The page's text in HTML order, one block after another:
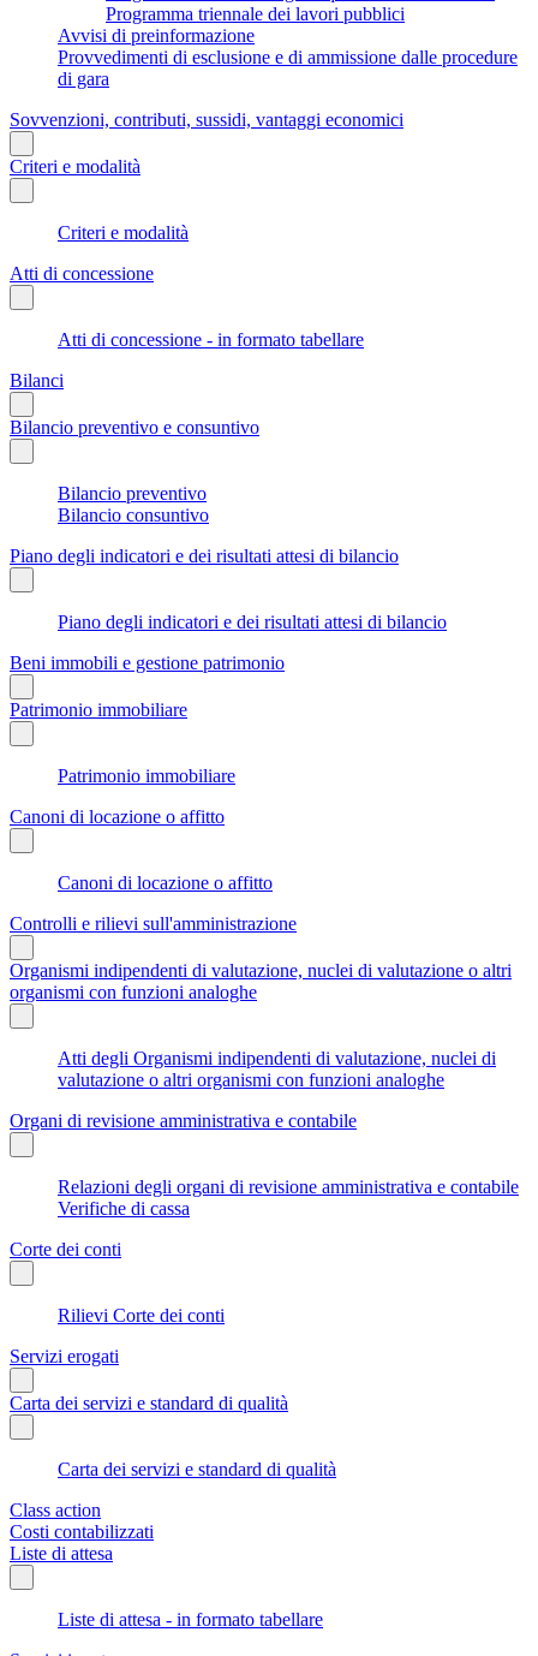
Programma triennale dei lavori pubblici
Avvisi di preinformazione
Provvedimenti di esclusione e di ammissione dalle procedure
di gara
Sovvenzioni, contributi, sussidi, vantaggi economici
Criteri e modalità
Criteri e modalità
Atti di concessione
Atti di concessione - in formato tabellare
Bilanci
Bilancio preventivo e consuntivo
Bilancio preventivo
Bilancio consuntivo
Piano degli indicatori e dei risultati attesi di bilancio
Piano degli indicatori e dei risultati attesi di bilancio
Beni immobili e gestione patrimonio
Patrimonio immobiliare
Patrimonio immobiliare
Canoni di locazione o affitto
Canoni di locazione o affitto
Controlli e rilievi sull'amministrazione
Organismi indipendenti di valutazione, nuclei di valutazione o altri
organismi con funzioni analoghe
Atti degli Organismi indipendenti di valutazione, nuclei di
valutazione o altri organismi con funzioni analoghe
Organi di revisione amministrativa e contabile
Relazioni degli organi di revisione amministrativa e contabile
Verifiche di cassa
Corte dei conti
Rilievi Corte dei conti
Servizi erogati
Carta dei servizi e standard di qualità
Carta dei servizi e standard di qualità
Class action
Costi contabilizzati
Liste di attesa
Liste di attesa - in formato tabellare